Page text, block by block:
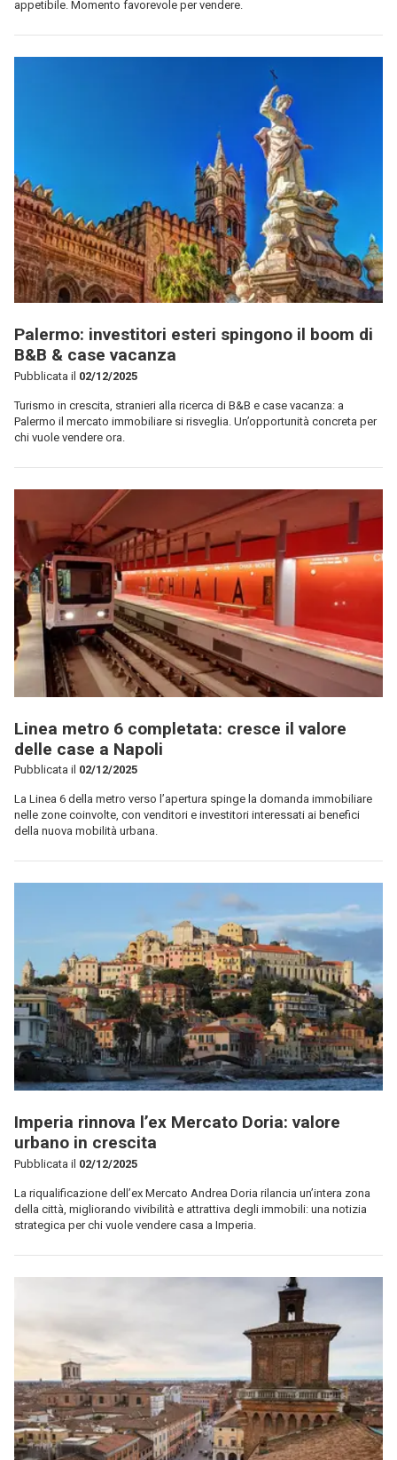
appetibile. Momento favorevole per vendere.
Palermo: investitori esteri spingono il boom di
B&B & case vacanza
Pubblicata il 02/12/2025
Turismo in crescita, stranieri alla ricerca di B&B e case vacanza: a
Palermo il mercato immobiliare si risveglia. Un’opportunità concreta per
chi vuole vendere ora.
Linea metro 6 completata: cresce il valore
delle case a Napoli
Pubblicata il 02/12/2025
La Linea 6 della metro verso l’apertura spinge la domanda immobiliare
nelle zone coinvolte, con venditori e investitori interessati ai benefici
della nuova mobilità urbana.
Imperia rinnova l’ex Mercato Doria: valore
urbano in crescita
Pubblicata il 02/12/2025
La riqualificazione dell’ex Mercato Andrea Doria rilancia un’intera zona
della città, migliorando vivibilità e attrattiva degli immobili: una notizia
strategica per chi vuole vendere casa a Imperia.